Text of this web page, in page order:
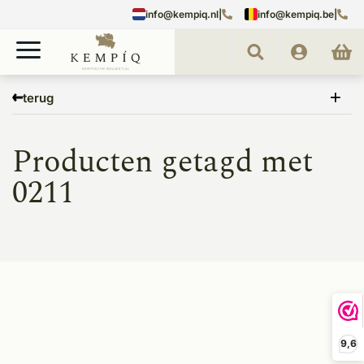
9,6
info@kempiq.nl info@kempiq.be
terug
0211
Producten getagd met
0211